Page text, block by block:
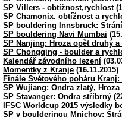
SP Villers - obtížnost,rychlost
SP Chamonix. obtížnost a
SP bouldering Innsbruck:
SP bouldering Navi Mumbai
SP Nanjing: Hroza opět druhý a
SP Chongqing - boulder a
Kalendář závodního lezení
Momentky z Kranje (16.11.2015)
Finále Světového poháru
SP Wujiang: Ondra zlatý,
SP Stavanger: Ondra stříbrný
IFSC Worldcup 2015 výsledky
SP v boulderingu Mnichov: